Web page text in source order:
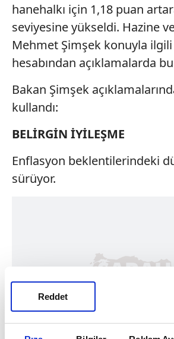
Reddet
hanehalkı için 1,18 puan
seviyesine yükseldi. Hazine
Mehmet Şimşek konuyla
hesabından açıklamalarda
Bakan Şimşek
kullandı:
BELİRGİN İYİLEŞME
Enflasyon beklentilerindeki
sürüyor.